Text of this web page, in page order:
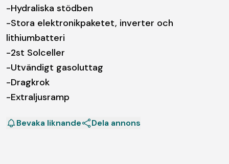
-Hydraliska stödben
-Stora elektronikpaketet, inverter och
lithiumbatteri
-2st Solceller
-Utvändigt gasoluttag
-Dragkrok
Bevaka liknande Dela annons